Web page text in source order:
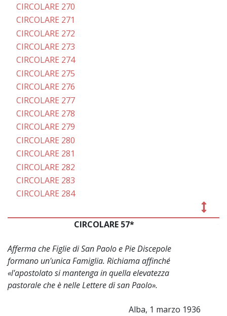
CIRCOLARE 270
CIRCOLARE 271
CIRCOLARE 272
CIRCOLARE 273
CIRCOLARE 274
CIRCOLARE 275
CIRCOLARE 276
CIRCOLARE 277
CIRCOLARE 278
CIRCOLARE 279
CIRCOLARE 280
CIRCOLARE 281
CIRCOLARE 282
CIRCOLARE 283
CIRCOLARE 284
CIRCOLARE 57*
Afferma che Figlie di San Paolo e Pie Discepole
formano un'unica Famiglia. Richiama affinché
«l'apostolato si mantenga in quella elevatezza
pastorale che è nelle Lettere di san Paolo».
Alba, 1 marzo 1936